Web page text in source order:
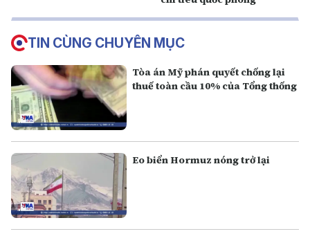
TIN CÙNG CHUYÊN MỤC
Tòa án Mỹ phán quyết chống lại
thuế toàn cầu 10% của Tổng thống
Eo biển Hormuz nóng trở lại